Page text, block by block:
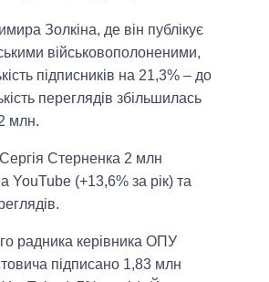
Золкіна, де він публікує
військовополоненими,
підписників на 21,3% – до
переглядів збільшилась
млн.
Стерненка 2 млн
YouTube (+13,6% за рік) та
радника керівника ОПУ
підписано 1,83 млн